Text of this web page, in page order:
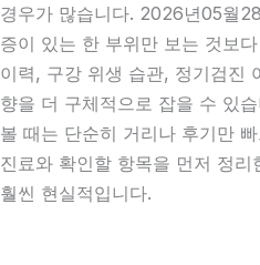
경우가 많습니다. 2026년05월
증이 있는 한 부위만 보는 것보
이력, 구강 위생 습관, 정기검진
향을 더 구체적으로 잡을 수 있
볼 때는 단순히 거리나 후기만
진료와 확인할 항목을 먼저 정
훨씬 현실적입니다.